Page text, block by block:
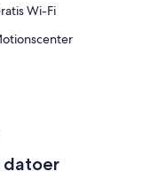
Wi-Fi
datoer